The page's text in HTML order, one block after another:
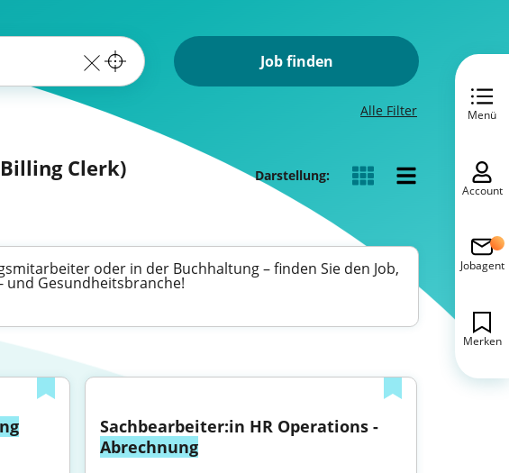
Job finden
Alle Filter
Clerk) Darstellung:
oder in der Buchhaltung – finden Sie den Job,
und Gesundheitsbranche!
Sachbearbeiter:in HR Operations -
Abrechnung
Menü
Account
Jobagent
Merken